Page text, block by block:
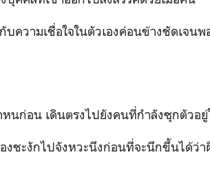
ความเชื่อใจในตัวเองค่อนข้างชัดเจน
หนก่อน เดินตรงไปยังคนที่กำลังซุกตัวอ
องชะงักไปจังหวะนึงก่อนที่จะนึกขึ้นได้ว่